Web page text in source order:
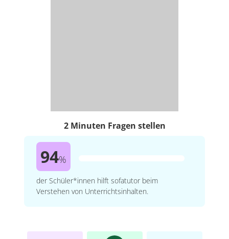
2 Minuten Fragen stellen
94%
der Schüler*innen hilft sofatutor beim
Verstehen von Unterrichtsinhalten.